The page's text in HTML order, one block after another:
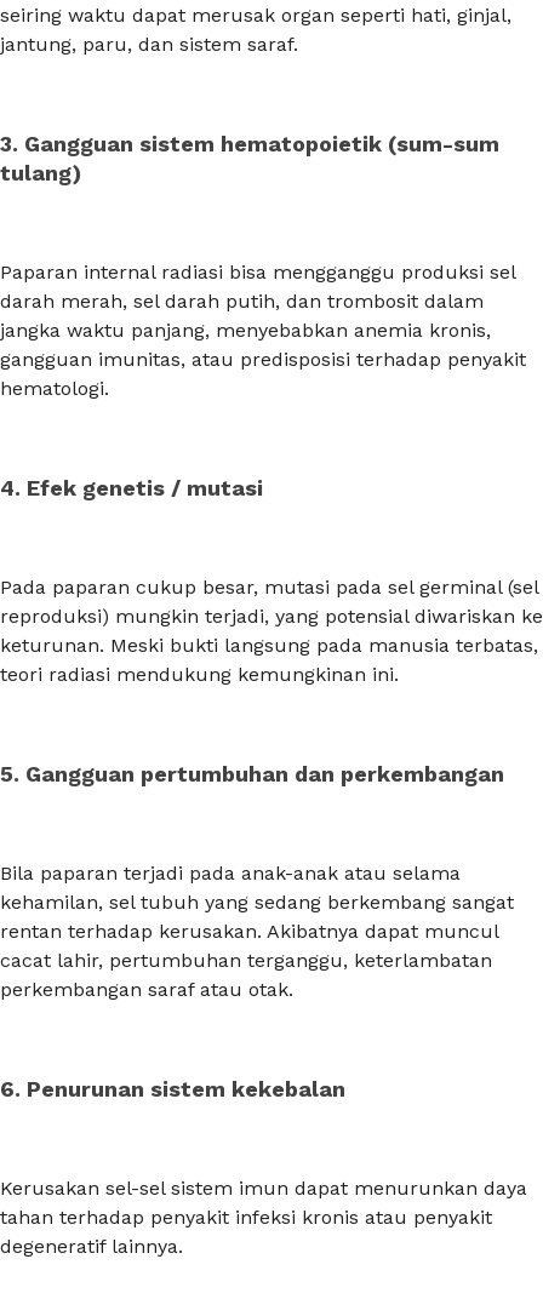
seiring waktu dapat merusak organ seperti hati, ginjal,
jantung, paru, dan sistem saraf.
3. Gangguan sistem hematopoietik (sum-sum
tulang)
Paparan internal radiasi bisa mengganggu produksi sel
darah merah, sel darah putih, dan trombosit dalam
jangka waktu panjang, menyebabkan anemia kronis,
gangguan imunitas, atau predisposisi terhadap penyakit
hematologi.
4. Efek genetis / mutasi
Pada paparan cukup besar, mutasi pada sel germinal (sel
reproduksi) mungkin terjadi, yang potensial diwariskan ke
keturunan. Meski bukti langsung pada manusia terbatas,
teori radiasi mendukung kemungkinan ini.
5. Gangguan pertumbuhan dan perkembangan
Bila paparan terjadi pada anak-anak atau selama
kehamilan, sel tubuh yang sedang berkembang sangat
rentan terhadap kerusakan. Akibatnya dapat muncul
cacat lahir, pertumbuhan terganggu, keterlambatan
perkembangan saraf atau otak.
6. Penurunan sistem kekebalan
Kerusakan sel-sel sistem imun dapat menurunkan daya
tahan terhadap penyakit infeksi kronis atau penyakit
degeneratif lainnya.